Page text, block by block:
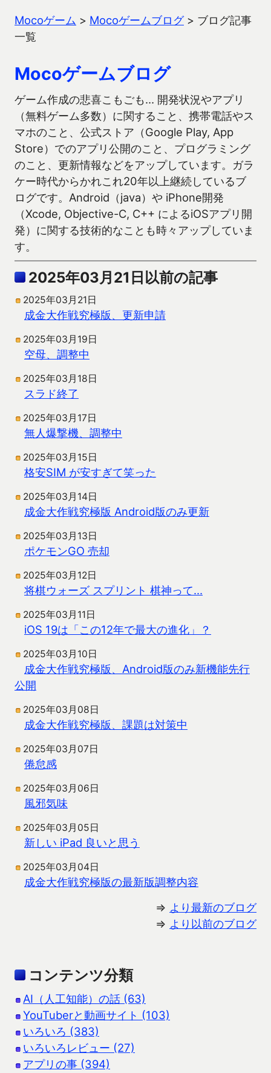
Mocoゲーム > Mocoゲームブログ> ブログ記事
一覧
Mocoゲームブログ
ゲーム作成の悲喜こもごも… 開発状況やアプリ
（無料ゲーム多数）に関すること、携帯電話やス
マホのこと、公式ストア（Google Play, App
Store）でのアプリ公開のこと、プログラミング
のこと、更新情報などをアップしています。ガラ
ケー時代からかれこれ20年以上継続しているブ
ログです。Android（java）や iPhone開発
（Xcode, Objective-C, C++ によるiOSアプリ開
発）に関する技術的なことも時々アップしていま
す。
2025年03月21日以前の記事
2025年03月21日
成金大作戦究極版、更新申請
2025年03月19日
空母、調整中
2025年03月18日
スラド終了
2025年03月17日
無人爆撃機、調整中
2025年03月15日
格安SIM が安すぎて笑った
2025年03月14日
成金大作戦究極版 Android版のみ更新
2025年03月13日
ポケモンGO 売却
2025年03月12日
将棋ウォーズ スプリント 棋神って…
2025年03月11日
iOS 19は「この12年で最大の進化」？
2025年03月10日
成金大作戦究極版、Android版のみ新機能先行
公開
2025年03月08日
成金大作戦究極版、課題は対策中
2025年03月07日
倦怠感
2025年03月06日
風邪気味
2025年03月05日
新しい iPad 良いと思う
2025年03月04日
成金大作戦究極版の最新版調整内容
⇒ より最新のブログ
⇒ より以前のブログ
コンテンツ分類
AI（人工知能）の話 (63)
YouTuberと動画サイト (103)
いろいろ (383)
いろいろレビュー (27)
アプリの事 (394)